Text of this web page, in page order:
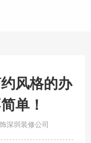
风格的办
单！
深圳装修公司